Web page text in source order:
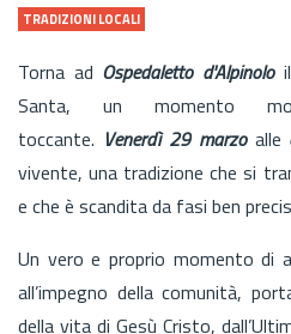
TRADIZIONI LOCALI
Torna ad Ospedaletto d'Alpinoloil
Santa, un momento
toccante. Venerdì 29 marzoalle
vivente, una tradizione che si
e che è scandita da fasi ben
Un vero e proprio momento di
all’impegno della comunità,
della vita di Gesù Cristo,